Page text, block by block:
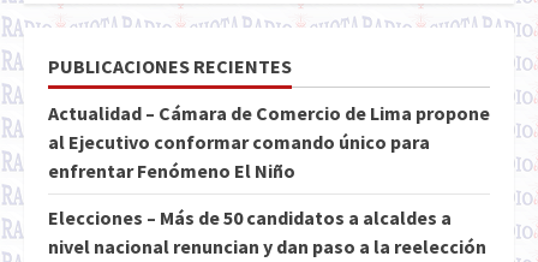
PUBLICACIONES RECIENTES
Actualidad – Cámara de Comercio de Lima propone
al Ejecutivo conformar comando único para
enfrentar Fenómeno El Niño
Elecciones – Más de 50 candidatos a alcaldes a
nivel nacional renuncian y dan paso a la reelección